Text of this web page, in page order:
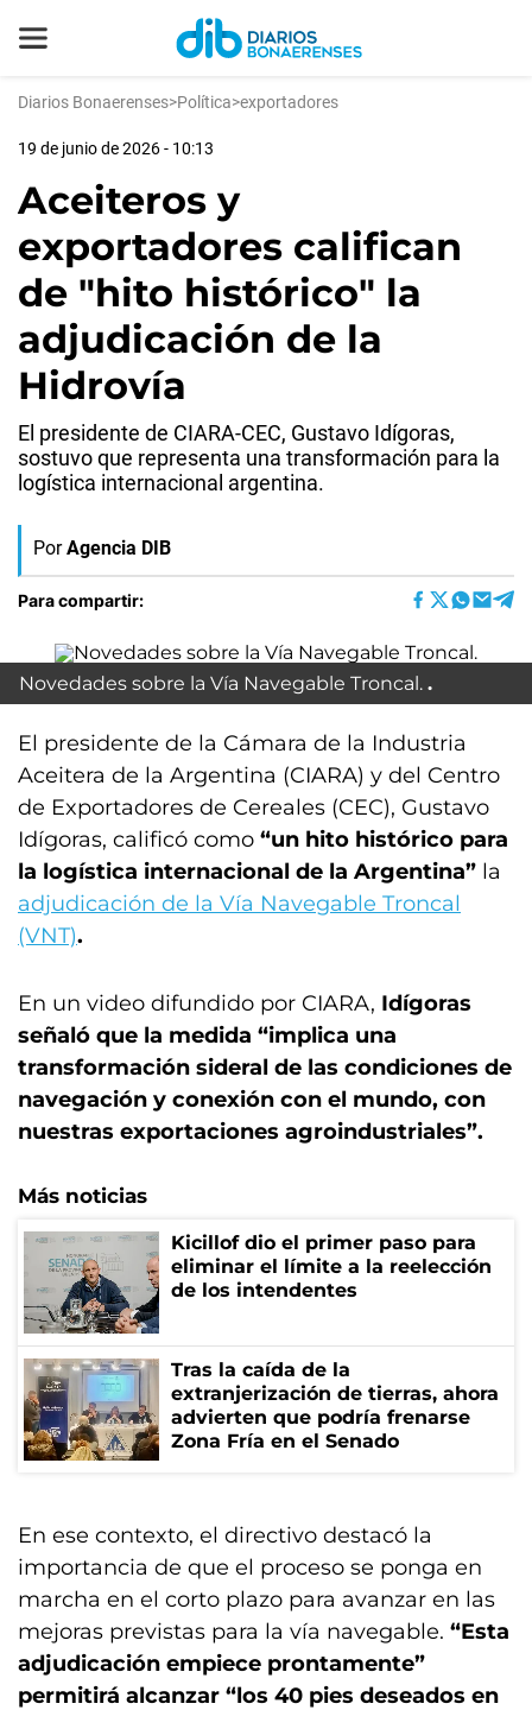
Diarios Bonaerenses>Política>exportadores
19 de junio de 2026 - 10:13
Aceiteros y
exportadores califican
de "hito histórico" la
adjudicación de la
Hidrovía
El presidente de CIARA-CEC, Gustavo Idígoras,
sostuvo que representa una transformación para la
logística internacional argentina.
Por Agencia DIB
Para compartir:
Novedades sobre la Vía Navegable Troncal.
El presidente de la Cámara de la Industria
Aceitera de la Argentina (CIARA) y del Centro
de Exportadores de Cereales (CEC), Gustavo
Idígoras, calificó como “un hito histórico para
la logística internacional de la Argentina” la
adjudicación de la Vía Navegable Troncal
(VNT).
En un video difundido por CIARA, Idígoras
señaló que la medida “implica una
transformación sideral de las condiciones de
navegación y conexión con el mundo, con
nuestras exportaciones agroindustriales”.
Más noticias
Kicillof dio el primer paso para
eliminar el límite a la reelección
de los intendentes
Tras la caída de la
extranjerización de tierras, ahora
advierten que podría frenarse
Zona Fría en el Senado
En ese contexto, el directivo destacó la
importancia de que el proceso se ponga en
marcha en el corto plazo para avanzar en las
mejoras previstas para la vía navegable. “Esta
adjudicación empiece prontamente”
permitirá alcanzar “los 40 pies deseados en